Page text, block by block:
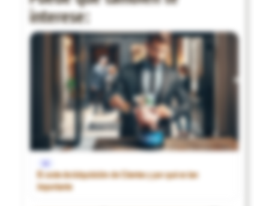
interese:
El coste de Adquisición de Clientes y por qué es tan
importante